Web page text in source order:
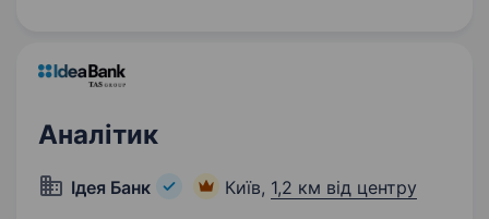
передове…
Аналітик
Ідея Банк Київ, 1,2 км від центру